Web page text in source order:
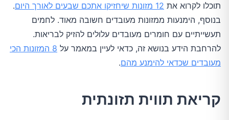
תוכלו לקרוא את 12 מזונות שיחזיקו אתכם שבעים לאורך היום
.
בנוסף, הימנעות ממזונות מעובדים חשובה מאוד. לחמים
תעשייתיים עם חומרים מעובדים עלולים להזיק לבריאות.
להרחבת הידע בנושא זה, כדאי לעיין במאמר על
8 המזונות הכי
מעובדים שכדאי להימנע מהם.
קריאת תווית תזונתית